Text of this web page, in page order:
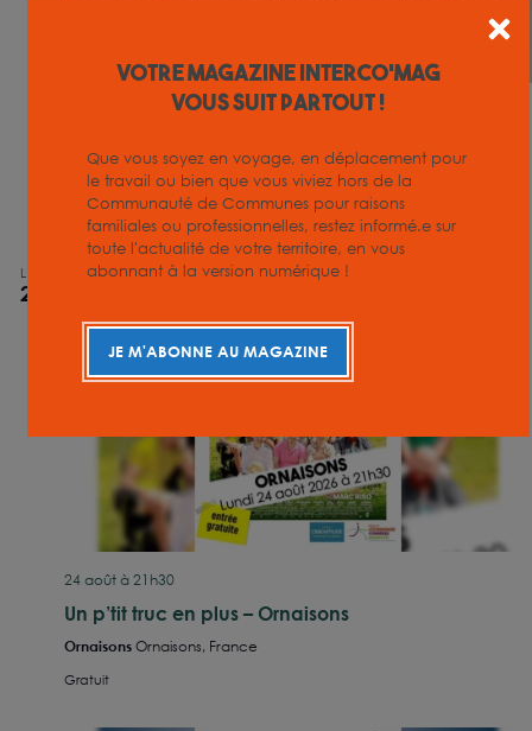
LairièreLairière, France
Gratuit
LUN
24
24 août à 21h30
Un p’tit truc en plus – Ornaisons
Ornaisons Ornaisons, France
Gratuit
Votre magazine INTERCO'MAG
vous suit partout !
Que vous soyez en voyage, en déplacement pour
le travail ou bien que vous viviez hors de la
Communauté de Communes pour raisons
familiales ou professionnelles, restez informé.e sur
toute l'actualité de votre territoire, en vous
abonnant à la version numérique !
JE M'ABONNE AU MAGAZINE